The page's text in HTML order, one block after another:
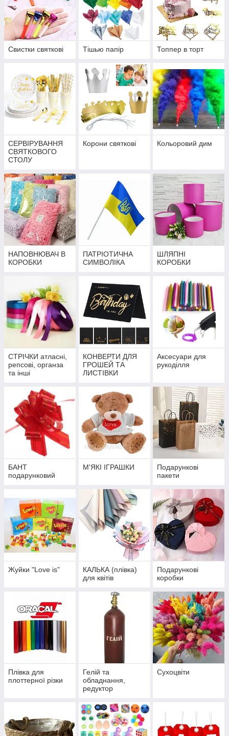
Свистки святкові Тішью папір Топпер в торт
СЕРВІРУВАННЯ
СВЯТКОВОГО
СТОЛУ
Корони святкові Кольоровий дим
НАПОВНЮВАЧ В
КОРОБКИ
ПАТРІОТИЧНА
СИМВОЛІКА
ШЛЯПНІ
КОРОБКИ
СТРІЧКИ атласні,
репсові, органза
та інші
КОНВЕРТИ ДЛЯ
ГРОШЕЙ ТА
ЛИСТІВКИ
Аксесуари для
рукоділля
БАНТ
подарунковий
М'ЯКІ ІГРАШКИ
Подарункові
пакети
Жуйки "Love is"
КАЛЬКА (плівка)
для квітів
Подарункові
коробки
Плівка для
плоттерної різки
Гелій та
обладнання,
редуктор
Сухоцвіти